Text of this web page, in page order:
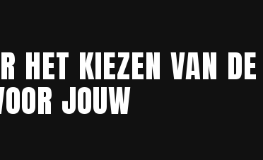
HET KIEZEN VAN DE
JOUW